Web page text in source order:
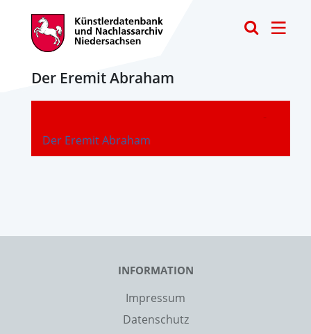
Der Eremit Abraham
Der Eremit Abraham
-
INFORMATION
Impressum
Datenschutz